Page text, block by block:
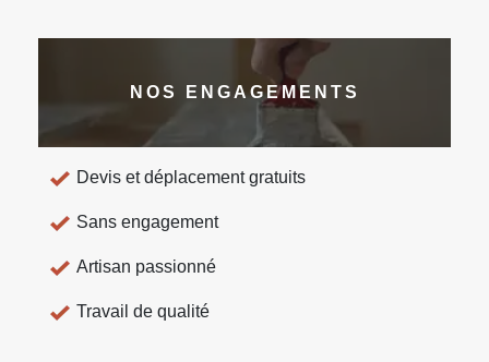
NOS ENGAGEMENTS
Devis et déplacement gratuits
Sans engagement
Artisan passionné
Travail de qualité